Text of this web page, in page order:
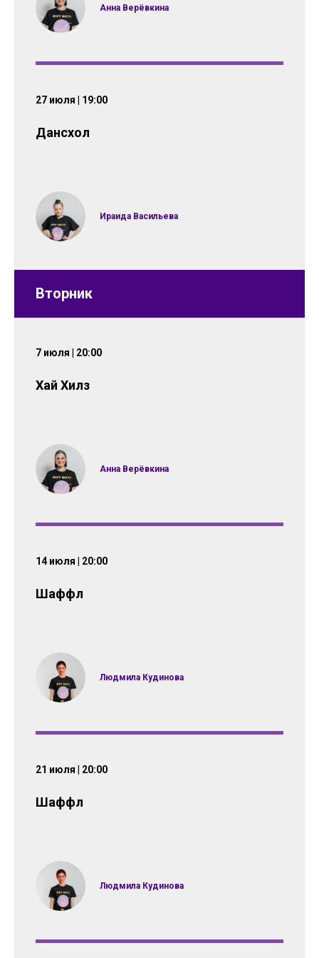
Анна Верёвкина
27 июля | 19:00
Дансхол
Ираида Васильева
Вторник
7 июля | 20:00
Хай Хилз
Анна Верёвкина
14 июля | 20:00
Шаффл
Людмила Кудинова
21 июля | 20:00
Шаффл
Людмила Кудинова